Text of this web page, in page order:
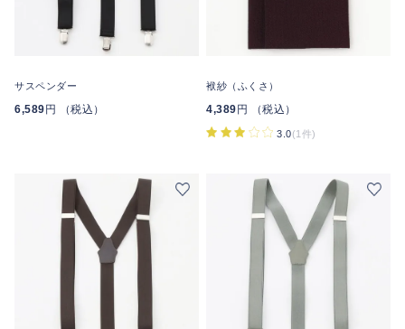
サスペンダー
6,589 円 （税込）
袱紗（ふくさ）
4,389 円 （税込）
3.0(1件)